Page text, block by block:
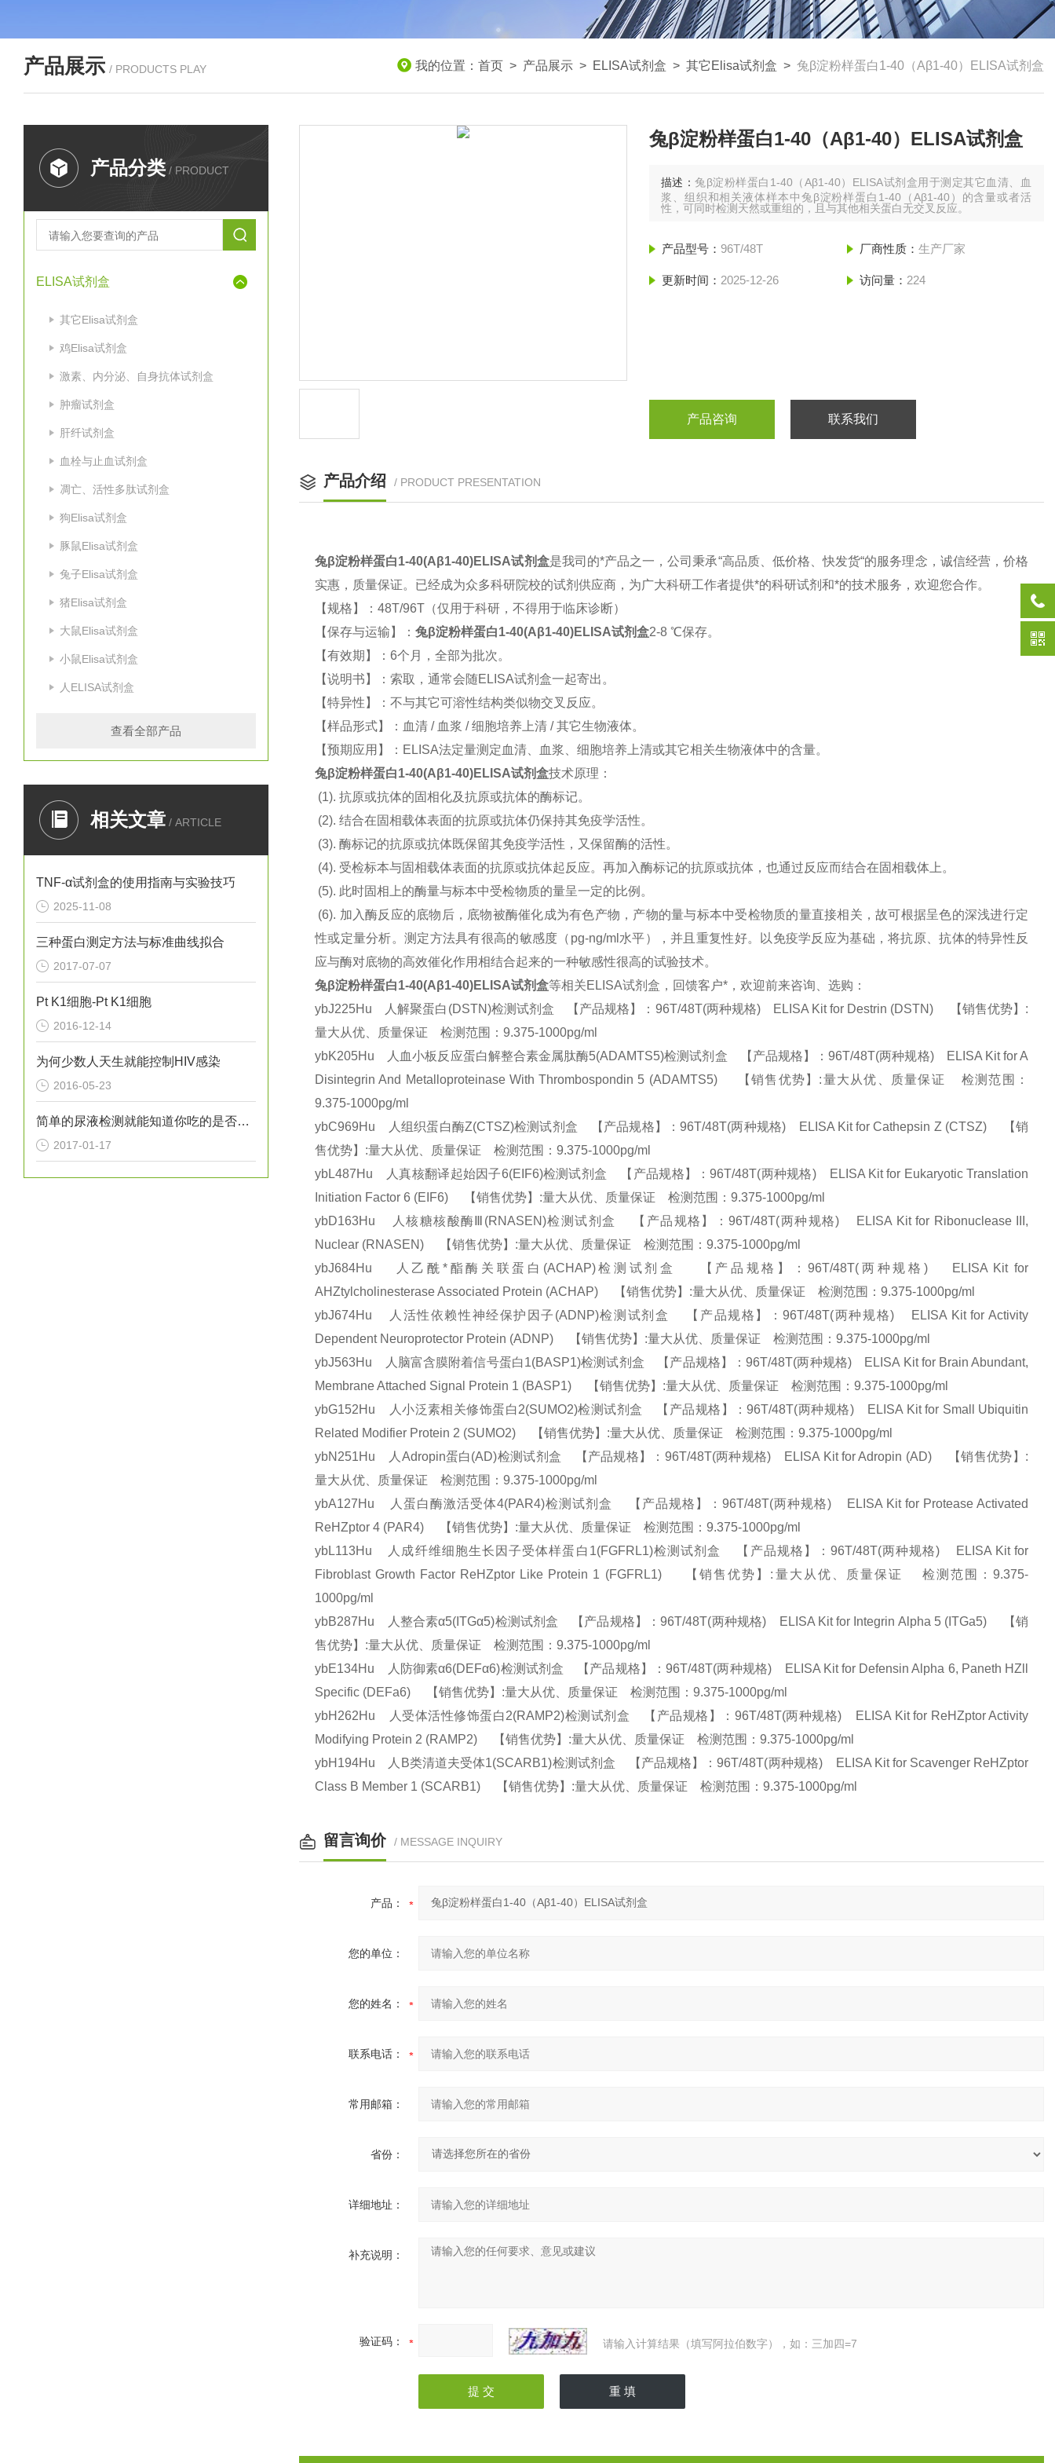
产品展示 / PRODUCTS PLAY 我的位置： 首页 > 产品展示 > ELISA试剂盒 > 其它Elisa试剂盒 > 兔β淀粉样蛋白1-40（Aβ1-40）ELISA试剂盒
产品分类 / PRODUCT
ELISA试剂盒
其它Elisa试剂盒
鸡Elisa试剂盒
激素、内分泌、自身抗体试剂盒
肿瘤试剂盒
肝纤试剂盒
血栓与止血试剂盒
凋亡、活性多肽试剂盒
狗Elisa试剂盒
豚鼠Elisa试剂盒
兔子Elisa试剂盒
猪Elisa试剂盒
大鼠Elisa试剂盒
小鼠Elisa试剂盒
人ELISA试剂盒
查看全部产品
相关文章 / ARTICLE
TNF-α试剂盒的使用指南与实验技巧
2025-11-08
三种蛋白测定方法与标准曲线拟合
2017-07-07
Pt K1细胞-Pt K1细胞
2016-12-14
为何少数人天生就能控制HIV感染
2016-05-23
简单的尿液检测就能知道你吃的是否健康？
2017-01-17
兔β淀粉样蛋白1-40（Aβ1-40）ELISA试剂盒
描述：兔β淀粉样蛋白1-40（Aβ1-40）ELISA试剂盒用于测定其它血清、血
浆、组织和相关液体样本中兔β淀粉样蛋白1-40（Aβ1-40）的含量或者活
性，可同时检测天然或重组的，且与其他相关蛋白无交叉反应。
产品型号： 96T/48T 厂商性质： 生产厂家
更新时间： 2025-12-26 访问量： 224
产品咨询 联系我们
产品介绍 / PRODUCT PRESENTATION
兔β淀粉样蛋白1-40(Aβ1-40)ELISA试剂盒是我司的*产品之一，公司秉承“高品质、低价格、快发货“的服务理念，诚信经营，价格
实惠，质量保证。已经成为众多科研院校的试剂供应商，为广大科研工作者提供*的科研试剂和*的技术服务，欢迎您合作。
【规格】：48T/96T（仅用于科研，不得用于临床诊断）
【保存与运输】： 兔β淀粉样蛋白1-40(Aβ1-40)ELISA试剂盒2-8 ℃保存。
【有效期】：6个月，全部为批次。
【说明书】：索取，通常会随ELISA试剂盒一起寄出。
【特异性】：不与其它可溶性结构类似物交叉反应。
【样品形式】：血清 / 血浆 / 细胞培养上清 / 其它生物液体。
【预期应用】：ELISA法定量测定血清、血浆、细胞培养上清或其它相关生物液体中的含量。
兔β淀粉样蛋白1-40(Aβ1-40)ELISA试剂盒技术原理：
(1). 抗原或抗体的固相化及抗原或抗体的酶标记。
(2). 结合在固相载体表面的抗原或抗体仍保持其免疫学活性。
(3). 酶标记的抗原或抗体既保留其免疫学活性，又保留酶的活性。
(4). 受检标本与固相载体表面的抗原或抗体起反应。再加入酶标记的抗原或抗体，也通过反应而结合在固相载体上。
(5). 此时固相上的酶量与标本中受检物质的量呈一定的比例。
(6). 加入酶反应的底物后，底物被酶催化成为有色产物，产物的量与标本中受检物质的量直接相关，故可根据呈色的深浅进行定
性或定量分析。测定方法具有很高的敏感度（pg-ng/ml水平），并且重复性好。以免疫学反应为基础，将抗原、抗体的特异性反
应与酶对底物的高效催化作用相结合起来的一种敏感性很高的试验技术。
兔β淀粉样蛋白1-40(Aβ1-40)ELISA试剂盒等相关ELISA试剂盒，回馈客户*，欢迎前来咨询、选购：
ybJ225Hu 人解聚蛋白(DSTN)检测试剂盒 【产品规格】：96T/48T(两种规格) ELISA Kit for Destrin (DSTN) 【销售优势】:
量大从优、质量保证 检测范围：9.375-1000pg/ml
ybK205Hu 人血小板反应蛋白解整合素金属肽酶5(ADAMTS5)检测试剂盒 【产品规格】：96T/48T(两种规格) ELISA Kit for A
Disintegrin And Metalloproteinase With Thrombospondin 5 (ADAMTS5) 【销售优势】:量大从优、质量保证 检测范围：
9.375-1000pg/ml
ybC969Hu 人组织蛋白酶Z(CTSZ)检测试剂盒 【产品规格】：96T/48T(两种规格) ELISA Kit for Cathepsin Z (CTSZ) 【销
售优势】:量大从优、质量保证 检测范围：9.375-1000pg/ml
ybL487Hu 人真核翻译起始因子6(EIF6)检测试剂盒 【产品规格】：96T/48T(两种规格) ELISA Kit for Eukaryotic Translation
Initiation Factor 6 (EIF6) 【销售优势】:量大从优、质量保证 检测范围：9.375-1000pg/ml
ybD163Hu 人核糖核酸酶Ⅲ(RNASEN)检测试剂盒 【产品规格】：96T/48T(两种规格) ELISA Kit for Ribonuclease III,
Nuclear (RNASEN) 【销售优势】:量大从优、质量保证 检测范围：9.375-1000pg/ml
ybJ684Hu 人乙酰*酯酶关联蛋白(ACHAP)检测试剂盒 【产品规格】：96T/48T(两种规格) ELISA Kit for
AHZtylcholinesterase Associated Protein (ACHAP) 【销售优势】:量大从优、质量保证 检测范围：9.375-1000pg/ml
ybJ674Hu 人活性依赖性神经保护因子(ADNP)检测试剂盒 【产品规格】：96T/48T(两种规格) ELISA Kit for Activity
Dependent Neuroprotector Protein (ADNP) 【销售优势】:量大从优、质量保证 检测范围：9.375-1000pg/ml
ybJ563Hu 人脑富含膜附着信号蛋白1(BASP1)检测试剂盒 【产品规格】：96T/48T(两种规格) ELISA Kit for Brain Abundant,
Membrane Attached Signal Protein 1 (BASP1) 【销售优势】:量大从优、质量保证 检测范围：9.375-1000pg/ml
ybG152Hu 人小泛素相关修饰蛋白2(SUMO2)检测试剂盒 【产品规格】：96T/48T(两种规格) ELISA Kit for Small Ubiquitin
Related Modifier Protein 2 (SUMO2) 【销售优势】:量大从优、质量保证 检测范围：9.375-1000pg/ml
ybN251Hu 人Adropin蛋白(AD)检测试剂盒 【产品规格】：96T/48T(两种规格) ELISA Kit for Adropin (AD) 【销售优势】:
量大从优、质量保证 检测范围：9.375-1000pg/ml
ybA127Hu 人蛋白酶激活受体4(PAR4)检测试剂盒 【产品规格】：96T/48T(两种规格) ELISA Kit for Protease Activated
ReHZptor 4 (PAR4) 【销售优势】:量大从优、质量保证 检测范围：9.375-1000pg/ml
ybL113Hu 人成纤维细胞生长因子受体样蛋白1(FGFRL1)检测试剂盒 【产品规格】：96T/48T(两种规格) ELISA Kit for
Fibroblast Growth Factor ReHZptor Like Protein 1 (FGFRL1) 【销售优势】:量大从优、质量保证 检测范围：9.375-
1000pg/ml
ybB287Hu 人整合素α5(ITGα5)检测试剂盒 【产品规格】：96T/48T(两种规格) ELISA Kit for Integrin Alpha 5 (ITGa5) 【销
售优势】:量大从优、质量保证 检测范围：9.375-1000pg/ml
ybE134Hu 人防御素α6(DEFα6)检测试剂盒 【产品规格】：96T/48T(两种规格) ELISA Kit for Defensin Alpha 6, Paneth HZll
Specific (DEFa6) 【销售优势】:量大从优、质量保证 检测范围：9.375-1000pg/ml
ybH262Hu 人受体活性修饰蛋白2(RAMP2)检测试剂盒 【产品规格】：96T/48T(两种规格) ELISA Kit for ReHZptor Activity
Modifying Protein 2 (RAMP2) 【销售优势】:量大从优、质量保证 检测范围：9.375-1000pg/ml
ybH194Hu 人B类清道夫受体1(SCARB1)检测试剂盒 【产品规格】：96T/48T(两种规格) ELISA Kit for Scavenger ReHZptor
Class B Member 1 (SCARB1) 【销售优势】:量大从优、质量保证 检测范围：9.375-1000pg/ml
留言询价 / MESSAGE INQUIRY
产品：
您的单位：
您的姓名：
联系电话：
常用邮箱：
省份：
详细地址：
补充说明：
验证码： 请输入计算结果（填写阿拉伯数字），如：三加四=7